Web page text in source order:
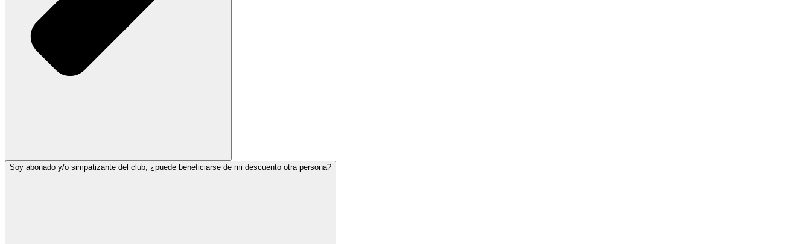
Soy abonado y/o simpatizante del club, ¿puede beneficiarse de mi descuento otra persona?